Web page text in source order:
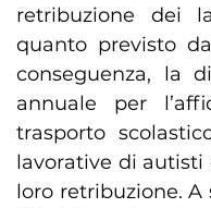
retribuzione dei
quanto previsto
conseguenza, la
annuale per
trasporto
lavorative di autisti
loro retribuzione. A